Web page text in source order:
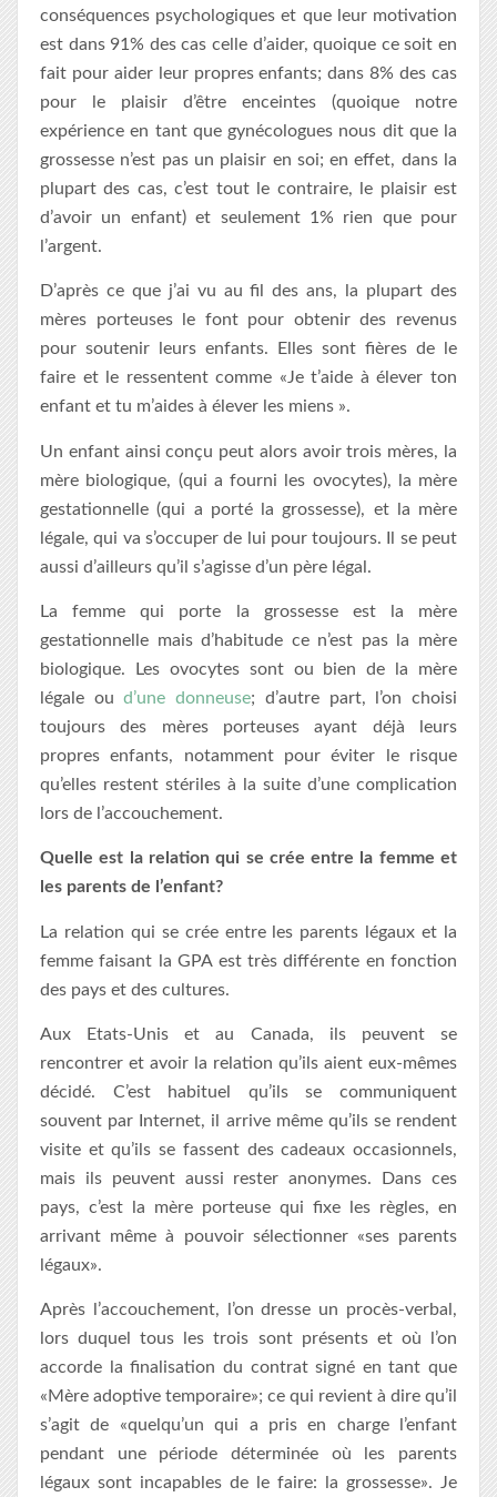
conséquences psychologiques et que leur motivation
est dans 91% des cas celle d’aider, quoique ce soit en
fait pour aider leur propres enfants; dans 8% des cas
pour le plaisir d’être enceintes (quoique notre
expérience en tant que gynécologues nous dit que la
grossesse n’est pas un plaisir en soi; en effet, dans la
plupart des cas, c’est tout le contraire, le plaisir est
d’avoir un enfant) et seulement 1% rien que pour
l’argent.
D’après ce que j’ai vu au fil des ans, la plupart des
mères porteuses le font pour obtenir des revenus
pour soutenir leurs enfants. Elles sont fières de le
faire et le ressentent comme «Je t’aide à élever ton
enfant et tu m’aides à élever les miens ».
Un enfant ainsi conçu peut alors avoir trois mères, la
mère biologique, (qui a fourni les ovocytes), la mère
gestationnelle (qui a porté la grossesse), et la mère
légale, qui va s’occuper de lui pour toujours. Il se peut
aussi d’ailleurs qu’il s’agisse d’un père légal.
La femme qui porte la grossesse est la mère
gestationnelle mais d’habitude ce n’est pas la mère
biologique. Les ovocytes sont ou bien de la mère
légale oud’une donneuse; d’autre part, l’on choisi
toujours des mères porteuses ayant déjà leurs
propres enfants, notamment pour éviter le risque
qu’elles restent stériles à la suite d’une complication
lors de l’accouchement.
Quelle est la relation qui se crée entre la femme et
les parents de l’enfant?
La relation qui se crée entre les parents légaux et la
femme faisant la GPA est très différente en fonction
des pays et des cultures.
Aux Etats-Unis et au Canada, ils peuvent se
rencontrer et avoir la relation qu’ils aient eux-mêmes
décidé. C’est habituel qu’ils se communiquent
souvent par Internet, il arrive même qu’ils se rendent
visite et qu’ils se fassent des cadeaux occasionnels,
mais ils peuvent aussi rester anonymes. Dans ces
pays, c’est la mère porteuse qui fixe les règles, en
arrivant même à pouvoir sélectionner «ses parents
légaux».
Après l’accouchement, l’on dresse un procès-verbal,
lors duquel tous les trois sont présents et où l’on
accorde la finalisation du contrat signé en tant que
«Mère adoptive temporaire»; ce qui revient à dire qu’il
s’agit de «quelqu’un qui a pris en charge l’enfant
pendant une période déterminée où les parents
légaux sont incapables de le faire: la grossesse». Je